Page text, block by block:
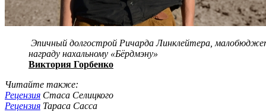
Эпичный долгострой Ричарда Линклейтера,
награду нахальному «Бёрдмэну»
Виктория Горбенко
Читайте также:
Рецензия Стаса Селицкого
Рецензия Тараса Сасса